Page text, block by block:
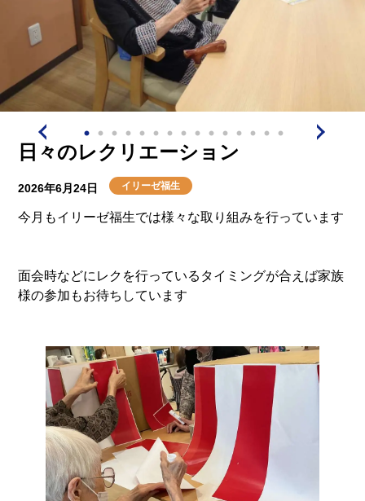
日々のレクリエーション
2026年6月24日 イリーゼ福生
今月もイリーゼ福生では様々な取り組みを行っています
面会時などにレクを行っているタイミングが合えば家族
様の参加もお待ちしています